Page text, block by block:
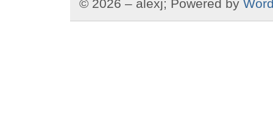
© 2026 – alexj; Powered by